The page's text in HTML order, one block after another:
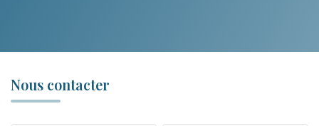
Nous contacter